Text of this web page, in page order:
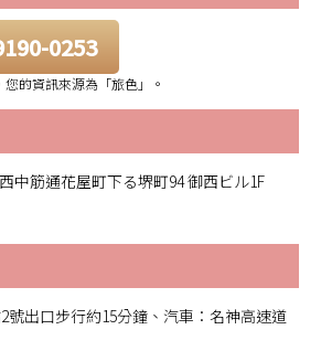
0253
的資訊來源為「旅色」。
中筋通花屋町下る堺町94 御西ビル1F
號出口步行約15分鐘、汽車：名神高速道